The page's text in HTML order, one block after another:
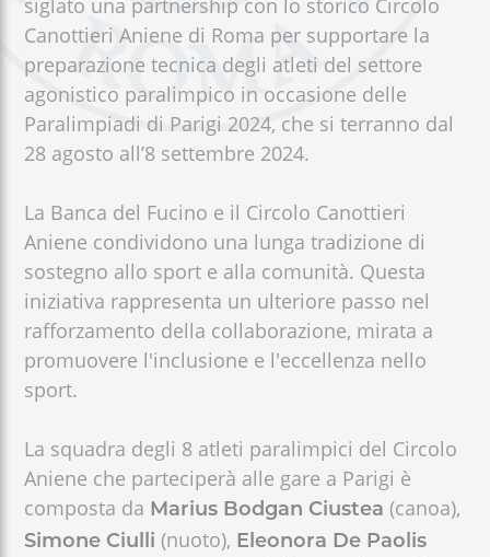
This
shortcut
activates
screen
reader
help
you
navigate
and
interact
with
content.
siglato una partnership con lo storico Circolo
Canottieri Aniene di Roma per supportare la
preparazione tecnica degli atleti del settore
agonistico paralimpico in occasione delle
Paralimpiadi di Parigi 2024, che si terranno dal
28 agosto all’8 settembre 2024.
La Banca del Fucino e il Circolo Canottieri
Aniene condividono una lunga tradizione di
sostegno allo sport e alla comunità. Questa
iniziativa rappresenta un ulteriore passo nel
rafforzamento della collaborazione, mirata a
promuovere l'inclusione e l'eccellenza nello
sport.
La squadra degli 8 atleti paralimpici del Circolo
Aniene che parteciperà alle gare a Parigi è
composta da Marius Bodgan Ciustea (canoa),
Simone Ciulli (nuoto), Eleonora De Paolis